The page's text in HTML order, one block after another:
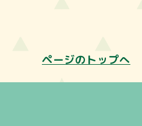
ページのトップへ